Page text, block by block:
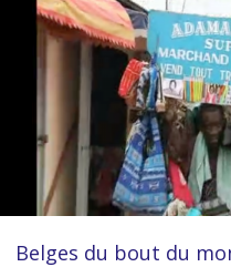
Belges du bout du